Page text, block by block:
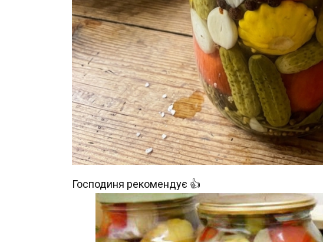
Господиня рекомендує 👍